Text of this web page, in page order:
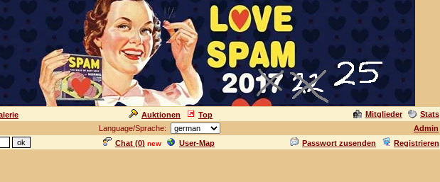
Auktionen Top Mitglieder
Stats
Language/Sprache:
Admin
Chat (0) new User-Map Passwort zusenden Registrieren